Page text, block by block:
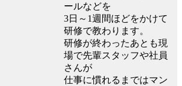
ールなどを
3日～1週間ほどをかけて
研修で教わります。
研修が終わったあとも現
場で先輩スタッフや社員
さんが
仕事に慣れるまではマン